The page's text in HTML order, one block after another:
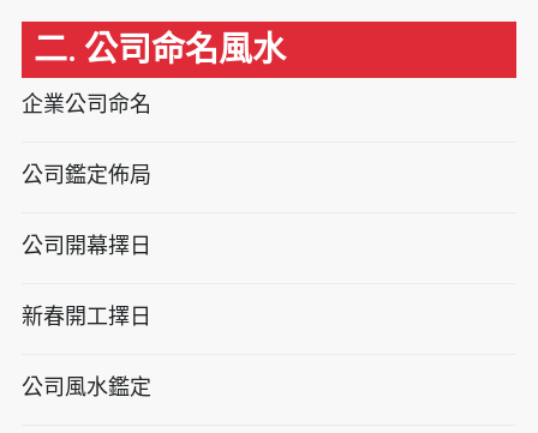
二. 公司命名風水
企業公司命名
公司鑑定佈局
公司開幕擇日
新春開工擇日
公司風水鑑定